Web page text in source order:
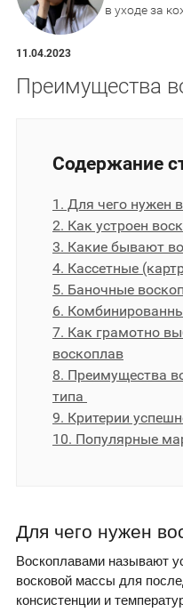
в уходе за
11.04.2023
Преимущества
Содержание
1. Для чего нужен
2. Как устроен
3. Какие бывают
4. Кассетные
5. Баночные
6.
7. Как грамотно
воскоплав
8. Преимущества
типа
9. Критерии
10. Популярные
Для чего нужен
Воскоплавами называют
восковой массы для
консистенции и